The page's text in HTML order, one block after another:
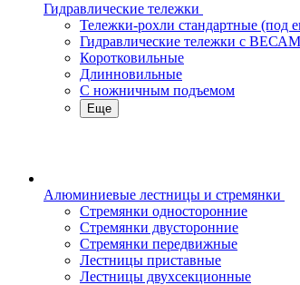
Гидравлические тележки
Тележки-рохли стандартные (под
Гидравлические тележки с
Коротковильные
Длинновильные
С ножничным подъемом
Еще
Алюминиевые лестницы и стремянки
Стремянки односторонние
Стремянки двусторонние
Стремянки передвижные
Лестницы приставные
Лестницы двухсекционные